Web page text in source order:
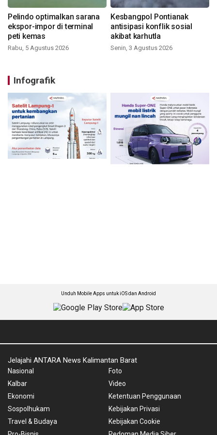
Pelindo optimalkan sarana
ekspor-impor di terminal
peti kemas
Rabu, 5 Agustus 2026
Kesbangpol Pontianak
antisipasi konflik sosial
akibat karhutla
Senin, 3 Agustus 2026
Infografik
Unduh Mobile Apps untuk iOS dan Android
Jelajahi ANTARA News Kalimantan Barat
Nasional
Kalbar
Ekonomi
Sospolhukam
Travel & Budaya
Foto
Video
Ketentuan Penggunaan
Kebijakan Privasi
Kebijakan Cookie